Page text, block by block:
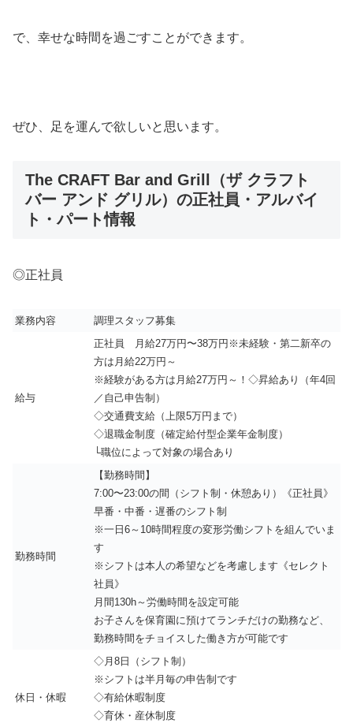
で、幸せな時間を過ごすことができます。
ぜひ、足を運んで欲しいと思います。
The CRAFT Bar and Grill（ザ クラフト
バー アンド グリル）の正社員・アルバイ
ト・パート情報
◎正社員
業務内容 調理スタッフ募集
給与
正社員 月給27万円〜38万円 ※未経験・第二新卒の
方は月給22万円～
※経験がある方は月給27万円～！ ◇昇給あり（年4回
／自己申告制）
◇交通費支給（上限5万円まで）
◇退職金制度（確定給付型企業年金制度）
└職位によって対象の場合あり
勤務時間
【勤務時間】
7:00〜23:00の間（シフト制・休憩あり）《正社員》
早番・中番・遅番のシフト制
※一日6～10時間程度の変形労働シフトを組んでいま
す
※シフトは本人の希望などを考慮します《セレクト
社員》
月間130h～労働時間を設定可能
お子さんを保育園に預けてランチだけの勤務など、
勤務時間をチョイスした働き方が可能です
休日・休暇
◇月8日（シフト制）
※シフトは半月毎の申告制です
◇有給休暇制度
◇育休・産休制度